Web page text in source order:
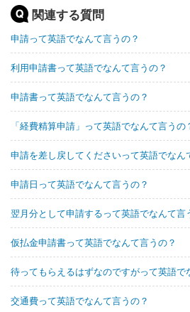
関連する質問
申請って英語でなんて言うの？
利用申請書って英語でなんて言うの？
申請書って英語でなんて言うの？
「経費精算申請」って英語でなんて言うの
申請を差し戻してくださいって英語でなん
申請日って英語でなんて言うの？
翌月分として申請するって英語でなんて言
仮払金申請書って英語でなんて言うの？
待ってもらえるはずなのですがって英語で
交通費って英語でなんて言うの？